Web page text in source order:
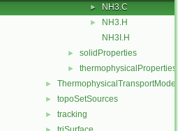
► NH3.C
►
NH3.H
NH3I.H
► solidProperties
► thermophysicalProperties
► ThermophysicalTransportModels
► topoSetSources
► tracking